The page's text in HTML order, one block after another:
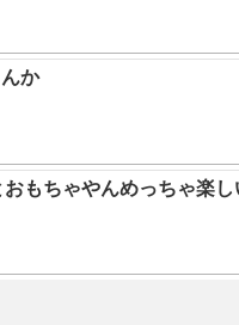
か
もちゃやんめっちゃ楽し